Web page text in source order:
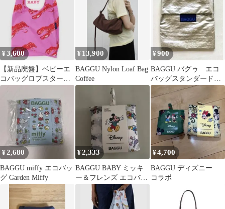
¥3,600
【新品廃盤】ベビーエ
コバッグロブスターピ
ンクbshop/ロンハーマ
ン/オーシバル
¥ 13,900
BAGGU Nylon Loaf Bag
Coffee
¥900
BAGGU バグゥ エコ
バッグスタンダードサ
イズ ポーチ シルバ
ー 美品
¥2,680
BAGGU miffy エコバッ
グ Garden Miffy
¥2,333
BAGGU BABY ミッキ
ー＆フレンズ エコバッ
¥4,700
BAGGU ディズニー
コラボ